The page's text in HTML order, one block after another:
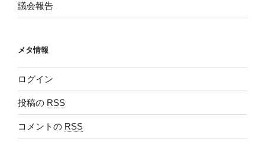
議会報告
メタ情報
ログイン
投稿の RSS
コメントの RSS